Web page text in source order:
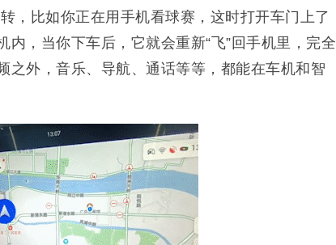
，比如你正在用手机看球赛，这时打开车门上了
内，当你下车后，它就会重新“飞”回手机里，完全
之外，音乐、导航、通话等等，都能在车机和智